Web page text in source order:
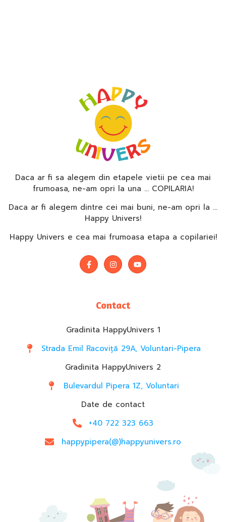
Daca ar fi sa alegem din etapele vietii pe cea mai
frumoasa, ne-am opri la una … COPILARIA!
Daca ar fi alegem dintre cei mai buni, ne-am opri la …
Happy Univers!
Happy Univers e cea mai frumoasa etapa a copilariei!
Contact
Gradinita HappyUnivers 1
Strada Emil Racoviță 29A, Voluntari-Pipera
Gradinita HappyUnivers 2
Bulevardul Pipera 1Z, Voluntari
Date de contact
+40 722 323 663
happypipera(@)happyunivers.ro